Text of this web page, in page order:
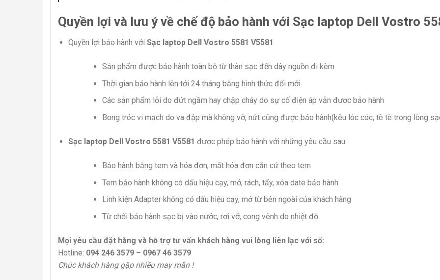
Quyền lợi và lưu ý về chế độ bảo hành với Sạc laptop Dell Vostro
Quyền lợi bảo hành với Sạc laptop Dell Vostro 5581 V5581
Sản phẩm được bảo hành toàn bộ từ thân sạc đến dây nguồn đi kèm
Thời gian bảo hành lên tới 24 tháng bằng hình thức đổi mới
Các sản phẩm lỗi do đứt ngầm hay chập cháy do sự cố điện áp vẫn được bảo hành
Bong tróc vi mạch do va đập mà không vỡ, nứt cũng được bảo hành(kêu lóc cóc, tè tè trong lòng
Sạc laptop Dell Vostro 5581 V5581 được phép bảo hành với những yêu cầu sau:
Bảo hành bằng tem và hóa đơn, mất hóa đơn căn cứ theo tem
Tem bảo hành không có dấu hiệu cạy, mở, rách, tẩy, xóa date bảo hành
Linh kiện Adapter không có dấu hiệu cạy, mở từ bên ngoài của khách hàng
Từ chối bảo hành sạc bị vào nước, rơi vỡ, cong vênh do nhiệt độ
Mọi yêu cầu đặt hàng và hỗ trợ tư vấn khách hàng vui lòng liên lạc với số:
Hotline: 094 246 3579 – 0967 46 3579
Chúc khách hàng gặp nhiều may mắn !